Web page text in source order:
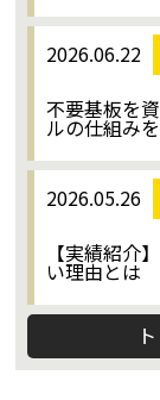
2026.06.22
不要基板を
ルの仕組み
2026.05.26
【実績紹介
い理由とは